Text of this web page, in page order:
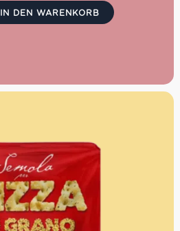
IN DEN WARENKORB